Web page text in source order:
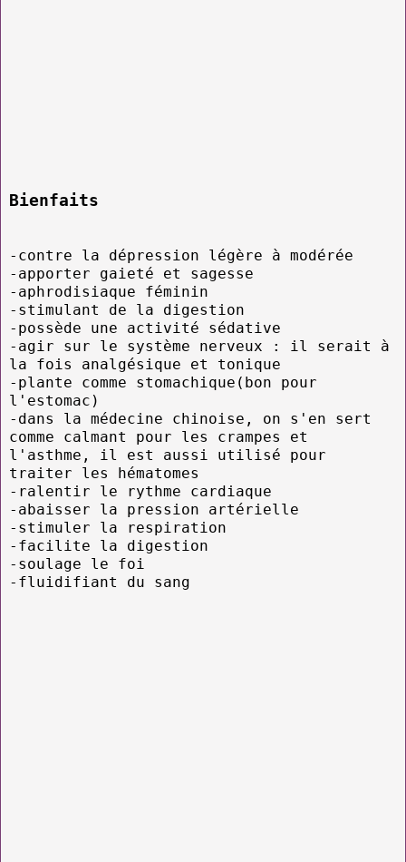
Bienfaits
-contre la dépression légère à modérée
-apporter gaieté et sagesse
-aphrodisiaque féminin
-stimulant de la digestion
-possède une activité sédative
-agir sur le système nerveux : il serait à
la fois analgésique et tonique
-plante comme stomachique(bon pour
l'estomac)
-dans la médecine chinoise, on s'en sert
comme calmant pour les crampes et
l'asthme, il est aussi utilisé pour
traiter les hématomes
-ralentir le rythme cardiaque
-abaisser la pression artérielle
-stimuler la respiration
-facilite la digestion
-soulage le foi
-fluidifiant du sang